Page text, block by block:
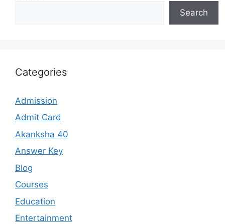
Search
Categories
Admission
Admit Card
Akanksha 40
Answer Key
Blog
Courses
Education
Entertainment